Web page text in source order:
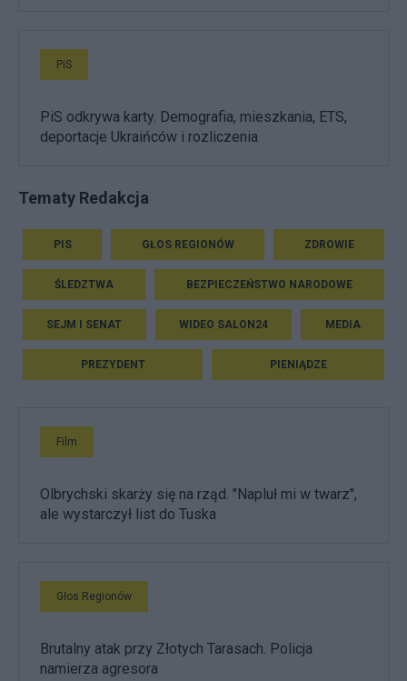
PiS
PiS odkrywa karty. Demografia, mieszkania, ETS,
deportacje Ukraińców i rozliczenia
Tematy Redakcja
PIS GŁOS REGIONÓW ZDROWIE
ŚLEDZTWA BEZPIECZEŃSTWO NARODOWE
SEJM I SENAT WIDEO SALON24 MEDIA
PREZYDENT PIENIĄDZE
Film
Olbrychski skarży się na rząd. "Napluł mi w twarz",
ale wystarczył list do Tuska
Głos Regionów
Brutalny atak przy Złotych Tarasach. Policja
namierza agresora